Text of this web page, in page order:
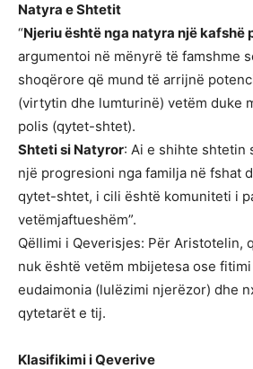
Natyra e Shtetit
“Njeriu është nga natyra një kafshë
argumentoi në mënyrë të famshme
shoqërore që mund të arrijnë
(virtytin dhe lumturinë) vetëm duke
polis (qytet-shtet).
Shteti si Natyror: Ai e shihte shtetin
një progresioni nga familja në fshat
qytet-shtet, i cili është komuniteti i
vetëmjaftueshëm”.
Qëllimi i Qeverisjes: Për Aristotelin,
nuk është vetëm mbijetesa ose
eudaimonia (lulëzimi njerëzor) dhe
qytetarët e tij.
Klasifikimi i Qeverive